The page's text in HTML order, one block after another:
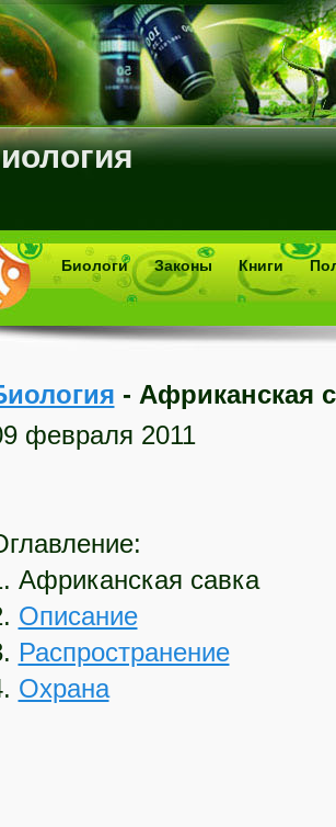
Биологи Законы Книги
- Африканская
февраля 2011
Африканская савка
Описание
Распространение
Охрана